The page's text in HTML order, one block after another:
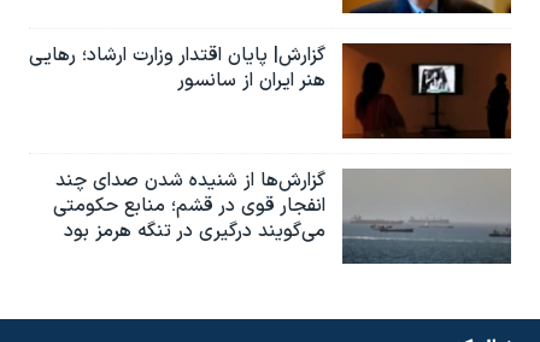
گزارش| پایان اقتدار وزارت ارشاد؛ رهایی
هنر ایران از سانسور
گزارش‌ها از شنیده شدن صدای چند
انفجار قوی در قشم؛ منابع حکومتی
می‌گویند درگیری در تنگه هرمز بود